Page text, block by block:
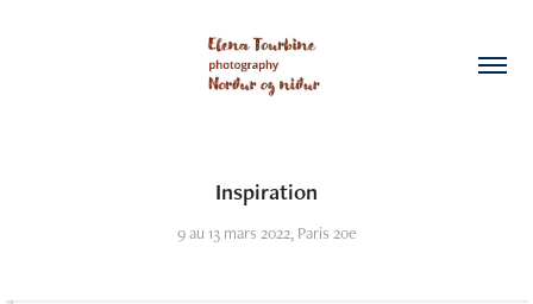
Inspiration
9 au 13 mars 2022, Paris 20e